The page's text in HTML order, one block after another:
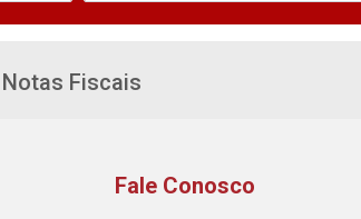
Notas Fiscais
Fale Conosco